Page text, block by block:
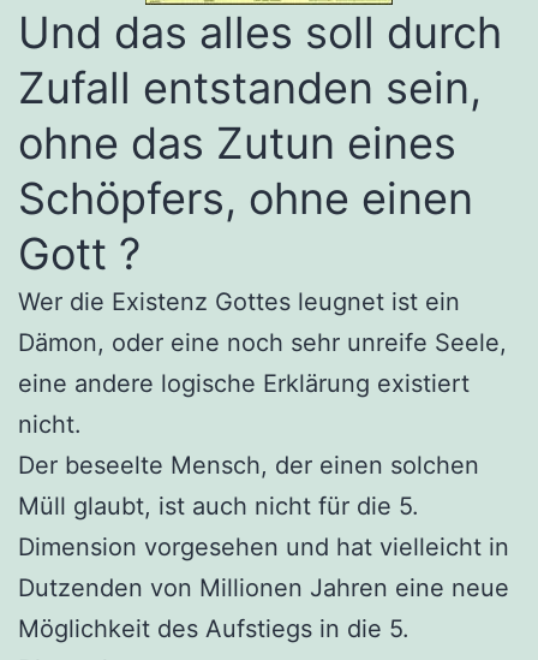
Und das alles soll durch
Zufall entstanden sein,
ohne das Zutun eines
Schöpfers, ohne einen
Gott ?
Wer die Existenz Gottes leugnet ist ein
Dämon, oder eine noch sehr unreife Seele,
eine andere logische Erklärung existiert
nicht.
Der beseelte Mensch, der einen solchen
Müll glaubt, ist auch nicht für die 5.
Dimension vorgesehen und hat vielleicht in
Dutzenden von Millionen Jahren eine neue
Möglichkeit des Aufstiegs in die 5.